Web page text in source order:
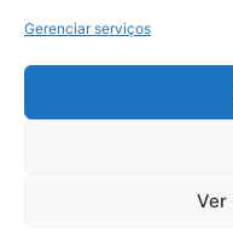
Gerenciar serviços
Ver
© 2026, Todos os direitos
Digital Business|
Fale
Política de Segurança e